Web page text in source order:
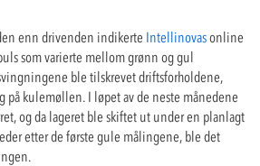
enn drivenden indikerte Intellinovasonline
som varierte mellom grønn og gul
ble tilskrevet driftsforholdene,
på kulemøllen. I løpet av de neste månedene
og da lageret ble skiftet ut under en planlagt
etter de første gule målingene, ble det